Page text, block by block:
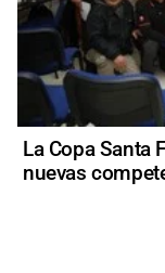
La Copa Santa
nuevas